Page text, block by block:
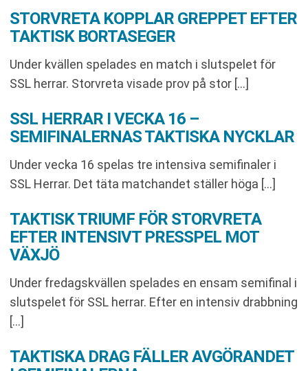
STORVRETA KOPPLAR GREPPET EFTER
TAKTISK BORTASEGER
Under kvällen spelades en match i slutspelet för
SSL herrar. Storvreta visade prov på stor […]
SSL HERRAR I VECKA 16 –
SEMIFINALERNAS TAKTISKA NYCKLAR
Under vecka 16 spelas tre intensiva semifinaler i
SSL Herrar. Det täta matchandet ställer höga […]
TAKTISK TRIUMF FÖR STORVRETA
EFTER INTENSIVT PRESSPEL MOT
VÄXJÖ
Under fredagskvällen spelades en ensam semifinal i
slutspelet för SSL herrar. Efter en intensiv drabbning
[…]
TAKTISKA DRAG FÄLLER AVGÖRANDET